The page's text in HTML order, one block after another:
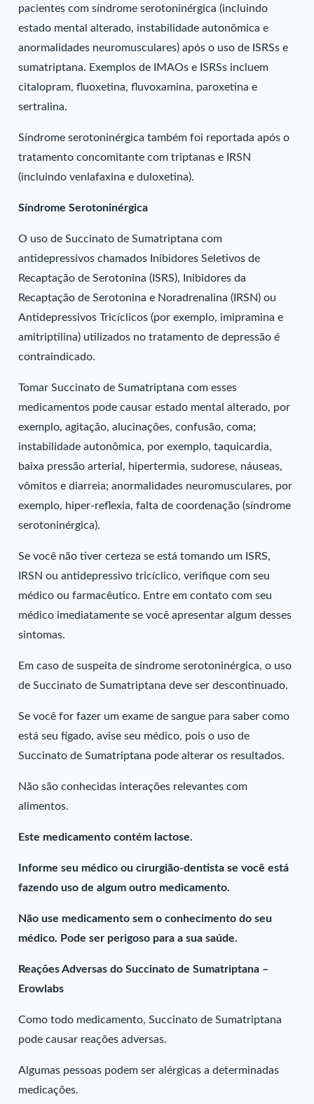
pacientes com síndrome serotoninérgica (incluindo
estado mental alterado, instabilidade autonômica e
anormalidades neuromusculares) após o uso de ISRSs e
sumatriptana. Exemplos de IMAOs e ISRSs incluem
citalopram, fluoxetina, fluvoxamina, paroxetina e
sertralina.
Síndrome serotoninérgica também foi reportada após o
tratamento concomitante com triptanas e IRSN
(incluindo venlafaxina e duloxetina).
Síndrome Serotoninérgica
O uso de Succinato de Sumatriptana com
antidepressivos chamados Inibidores Seletivos de
Recaptação de Serotonina (ISRS), Inibidores da
Recaptação de Serotonina e Noradrenalina (IRSN) ou
Antidepressivos Tricíclicos (por exemplo, imipramina e
amitriptilina) utilizados no tratamento de depressão é
contraindicado.
Tomar Succinato de Sumatriptana com esses
medicamentos pode causar estado mental alterado, por
exemplo, agitação, alucinações, confusão, coma;
instabilidade autonômica, por exemplo, taquicardia,
baixa pressão arterial, hipertermia, sudorese, náuseas,
vômitos e diarreia; anormalidades neuromusculares, por
exemplo, hiper-reflexia, falta de coordenação (síndrome
serotoninérgica).
Se você não tiver certeza se está tomando um ISRS,
IRSN ou antidepressivo tricíclico, verifique com seu
médico ou farmacêutico. Entre em contato com seu
médico imediatamente se você apresentar algum desses
sintomas.
Em caso de suspeita de síndrome serotoninérgica, o uso
de Succinato de Sumatriptana deve ser descontinuado.
Se você for fazer um exame de sangue para saber como
está seu fígado, avise seu médico, pois o uso de
Succinato de Sumatriptana pode alterar os resultados.
Não são conhecidas interações relevantes com
alimentos.
Este medicamento contém lactose.
Informe seu médico ou cirurgião-dentista se você está
fazendo uso de algum outro medicamento.
Não use medicamento sem o conhecimento do seu
médico. Pode ser perigoso para a sua saúde.
Reações Adversas do Succinato de Sumatriptana –
Erowlabs
Como todo medicamento, Succinato de Sumatriptana
pode causar reações adversas.
Algumas pessoas podem ser alérgicas a determinadas
medicações.